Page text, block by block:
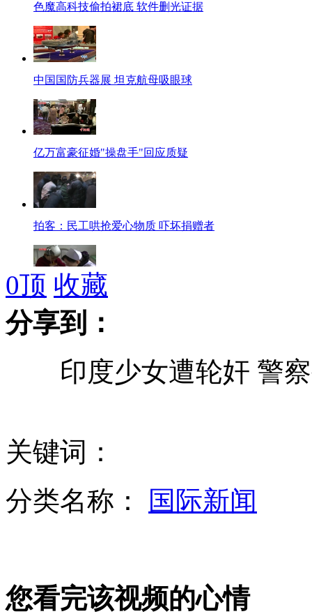
色魔高科技偷拍裙底 软件删光证据
中国国防兵器展 坦克航母吸眼球
亿万富豪征婚"操盘手"回应质疑
拍客：民工哄抢爱心物质 吓坏捐赠者
河南光山受伤学生伤势稳定即将出院
西安民警"设伏抓嫖" 罚款获提成
校园惨案凶手母亲称事发前毫无征兆
男孩上体育课被飞来标枪扎进太阳穴
老子吐舌铜像被网友嘲讽似吊死鬼
0顶 收藏
分享到：
印度少女遭轮奸 警察
关键词：
分类名称：
国际新闻
您看完该视频的心情